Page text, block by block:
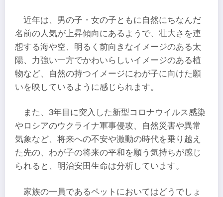
近年は、男の子・女の子ともに自然にちなんだ
名前の人気が上昇傾向にあるようで、壮大さを連
想する海や空、明るく前向きなイメージのある太
陽、力強い一方でかわいらしいイメージのある植
物など、自然の持つイメージにわが子に向けた願
いを映しているように感じられます。
また、3年目に突入した新型コロナウイルス感染
やロシアのウクライナ軍事侵攻、自然災害や異常
気象など、将来への不安や激動の時代を乗り越え
た先の、わが子の将来の平和を願う気持ちが感じ
られると、明治安田生命は分析しています。
家族の一員であるペットにおいてはどうでしょ